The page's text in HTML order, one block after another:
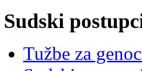
Sudski
Tužbe za